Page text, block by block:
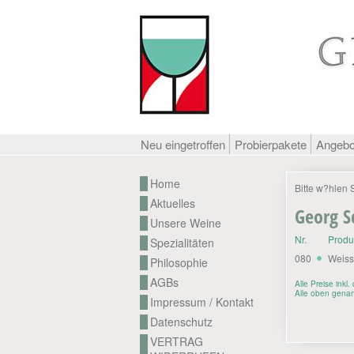
Neu eingetroffen Probierpakete
Home
Aktuelles
Unsere Weine
Spezialitäten
Philosophie
AGBs
Impressum / Kontakt
Datenschutz
VERTRAG
Bitte w?hlen
Georg
Nr.
080
Alle Preise inkl.
Alle oben